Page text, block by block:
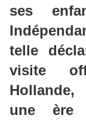
ses
telle
visite
une ère